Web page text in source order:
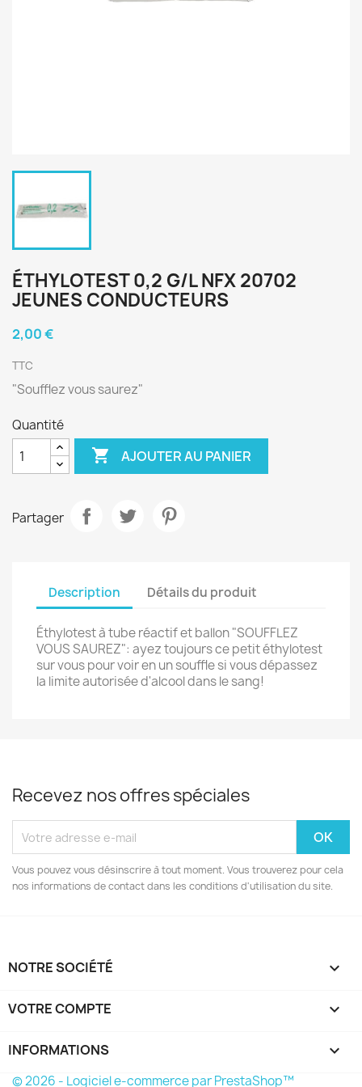
ÉTHYLOTEST 0,2 G/L NFX 20702
JEUNES CONDUCTEURS
2,00 €
TTC
"Soufflez vous saurez"
Quantité
 AJOUTER AU PANIER
Partager
Description Détails du produit
Éthylotest à tube réactif et ballon "SOUFFLEZ
VOUS SAUREZ": ayez toujours ce petit éthylotest
sur vous pour voir en un souffle si vous dépassez
la limite autorisée d'alcool dans le sang!
Recevez nos offres spéciales
Vous pouvez vous désinscrire à tout moment. Vous trouverez pour cela
nos informations de contact dans les conditions d'utilisation du site.
NOTRE SOCIÉTÉ 
VOTRE COMPTE 
INFORMATIONS keyboard_arrow_down
© 2026 - Logiciel e-commerce par PrestaShop™